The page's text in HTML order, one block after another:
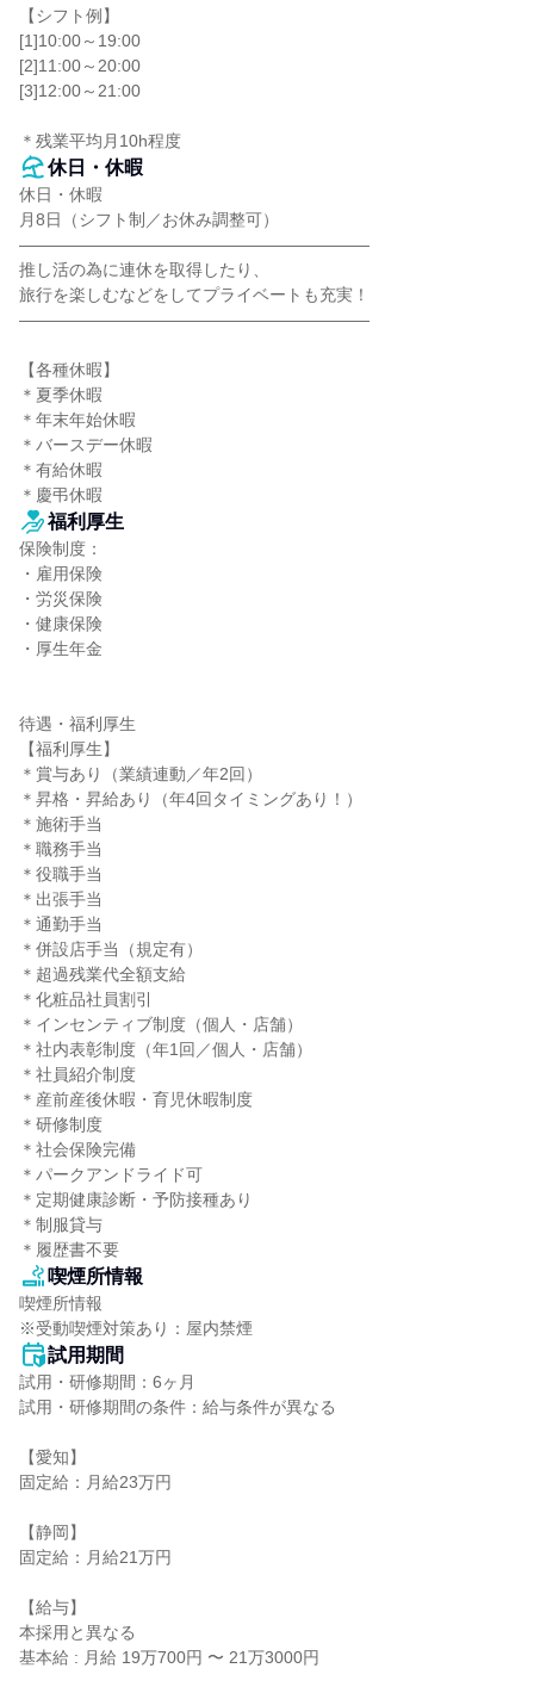
【シフト例】
[1]10:00～19:00
[2]11:00～20:00
[3]12:00～21:00
＊残業平均月10h程度
休日・休暇
休日・休暇
月8日（シフト制／お休み調整可）
―――――――――――――――――――――
推し活の為に連休を取得したり、
旅行を楽しむなどをしてプライベートも充実！
―――――――――――――――――――――
【各種休暇】
＊夏季休暇
＊年末年始休暇
＊バースデー休暇
＊有給休暇
＊慶弔休暇
福利厚生
保険制度：
・雇用保険
・労災保険
・健康保険
・厚生年金
待遇・福利厚生
【福利厚生】
＊賞与あり（業績連動／年2回）
＊昇格・昇給あり（年4回タイミングあり！）
＊施術手当
＊職務手当
＊役職手当
＊出張手当
＊通勤手当
＊併設店手当（規定有）
＊超過残業代全額支給
＊化粧品社員割引
＊インセンティブ制度（個人・店舗）
＊社内表彰制度（年1回／個人・店舗）
＊社員紹介制度
＊産前産後休暇・育児休暇制度
＊研修制度
＊社会保険完備
＊パークアンドライド可
＊定期健康診断・予防接種あり
＊制服貸与
＊履歴書不要
喫煙所情報
喫煙所情報
※受動喫煙対策あり：屋内禁煙
試用期間
試用・研修期間：6ヶ月
試用・研修期間の条件：給与条件が異なる
【愛知】
固定給：月給23万円
【静岡】
固定給：月給21万円
【給与】
本採用と異なる
基本給 : 月給 19万700円 〜 21万3000円